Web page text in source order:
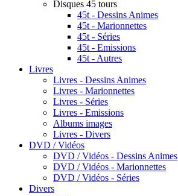
Disques 45 tours
45t - Dessins Animes
45t - Marionnettes
45t - Séries
45t - Emissions
45t - Autres
Livres
Livres - Dessins Animes
Livres - Marionnettes
Livres - Séries
Livres - Emissions
Albums images
Livres - Divers
DVD / Vidéos
DVD / Vidéos - Dessins Animes
DVD / Vidéos - Marionnettes
DVD / Vidéos - Séries
Divers